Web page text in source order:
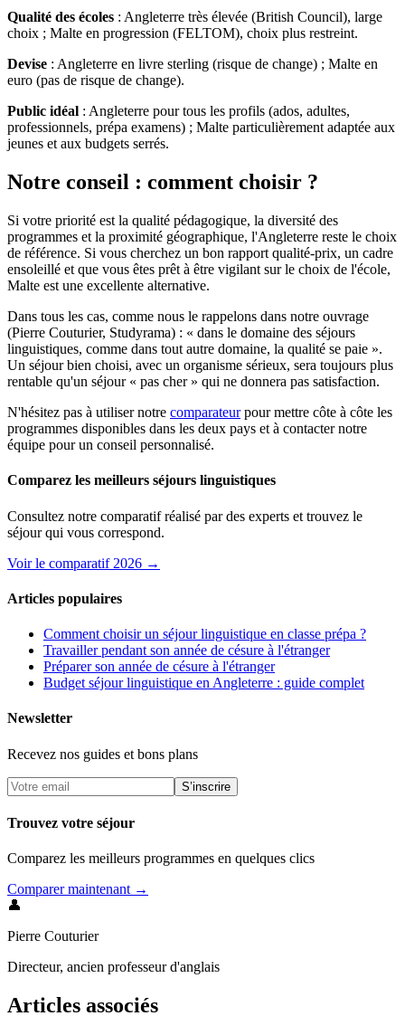
Qualité des écoles : Angleterre très élevée (British Council), large
choix ; Malte en progression (FELTOM), choix plus restreint.
Devise : Angleterre en livre sterling (risque de change) ; Malte en
euro (pas de risque de change).
Public idéal : Angleterre pour tous les profils (ados, adultes,
professionnels, prépa examens) ; Malte particulièrement adaptée aux
jeunes et aux budgets serrés.
Notre conseil : comment choisir ?
Si votre priorité est la qualité pédagogique, la diversité des
programmes et la proximité géographique, l'Angleterre reste le choix
de référence. Si vous cherchez un bon rapport qualité-prix, un cadre
ensoleillé et que vous êtes prêt à être vigilant sur le choix de l'école,
Malte est une excellente alternative.
Dans tous les cas, comme nous le rappelons dans notre ouvrage
(Pierre Couturier, Studyrama) : « dans le domaine des séjours
linguistiques, comme dans tout autre domaine, la qualité se paie ».
Un séjour bien choisi, avec un organisme sérieux, sera toujours plus
rentable qu'un séjour « pas cher » qui ne donnera pas satisfaction.
N'hésitez pas à utiliser notre comparateurpour mettre côte à côte les
programmes disponibles dans les deux pays et à contacter notre
équipe pour un conseil personnalisé.
Comparez les meilleurs séjours linguistiques
Consultez notre comparatif réalisé par des experts et trouvez le
séjour qui vous correspond.
Voir le comparatif 2026 →
Articles populaires
Comment choisir un séjour linguistique en classe prépa ?
Travailler pendant son année de césure à l'étranger
Préparer son année de césure à l'étranger
Budget séjour linguistique en Angleterre : guide complet
Newsletter
Recevez nos guides et bons plans
S’inscrire
Trouvez votre séjour
Comparez les meilleurs programmes en quelques clics
Comparer maintenant →
👤
Pierre Couturier
Directeur, ancien professeur d'anglais
Articles associés